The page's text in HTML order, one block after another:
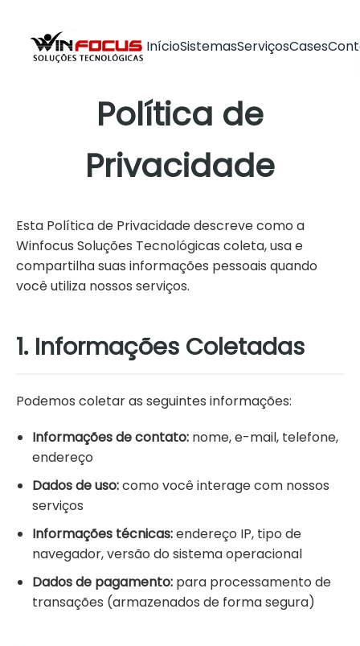
InícioSistemasServiçosCases
Política de
Privacidade
Esta Política de Privacidade descreve como a
Winfocus Soluções Tecnológicas coleta, usa e
compartilha suas informações pessoais quando
você utiliza nossos serviços.
1. Informações Coletadas
Podemos coletar as seguintes informações:
Informações de contato: nome, e-mail, telefone,
endereço
Dados de uso:como você interage com nossos
serviços
Informações técnicas:endereço IP, tipo de
navegador, versão do sistema operacional
Dados de pagamento: para processamento de
transações (armazenados de forma segura)